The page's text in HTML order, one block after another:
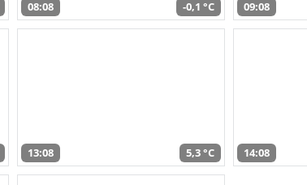
08:08 -0,1 °C 09:08
13:08 5,3 °C 14:08